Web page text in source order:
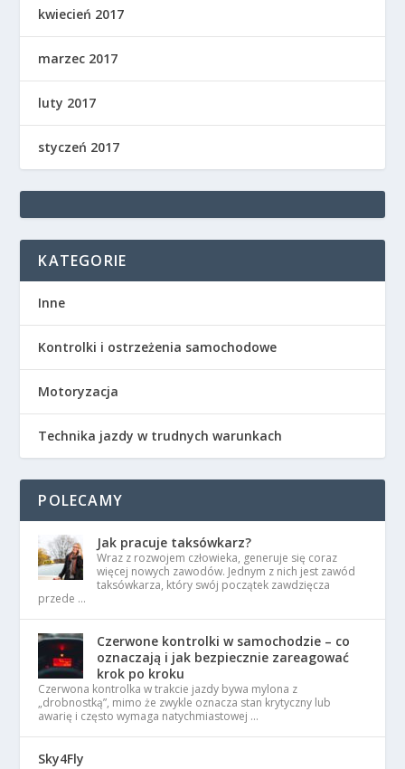
kwiecień 2017
marzec 2017
luty 2017
styczeń 2017
KATEGORIE
Inne
Kontrolki i ostrzeżenia samochodowe
Motoryzacja
Technika jazdy w trudnych warunkach
POLECAMY
Jak pracuje taksówkarz?
Wraz z rozwojem człowieka, generuje się coraz
więcej nowych zawodów. Jednym z nich jest zawód
taksówkarza, który swój początek zawdzięcza
przede …
Czerwone kontrolki w samochodzie – co
oznaczają i jak bezpiecznie zareagować
krok po kroku
Czerwona kontrolka w trakcie jazdy bywa mylona z
„drobnostką”, mimo że zwykle oznacza stan krytyczny lub
awarię i często wymaga natychmiastowej …
Sky4Fly